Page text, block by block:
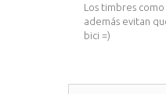
Los timbres
además evitan
bici =)